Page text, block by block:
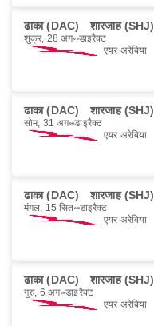
ढाका (DAC) शारजाह (SHJ)
शुक्र, 28 अग॰ डाइरैक्ट
एयर अरेबिया
ढाका (DAC) शारजाह (SHJ)
सोम, 31 अग॰ डाइरैक्ट
एयर अरेबिया
ढाका (DAC) शारजाह (SHJ)
मंगल, 15 सित॰ डाइरैक्ट
एयर अरेबिया
ढाका (DAC) शारजाह (SHJ)
गुरु, 6 अग॰ डाइरैक्ट
एयर अरेबिया